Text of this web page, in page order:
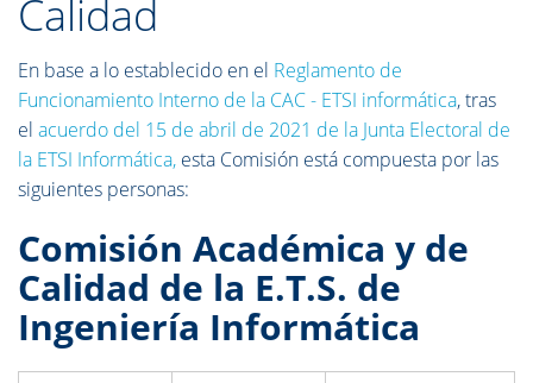
Calidad
En base a lo establecido en el Reglamento de
Funcionamiento Interno de la CAC - ETSI informática, tras
el acuerdo del 15 de abril de 2021 de la Junta Electoral de
la ETSI Informática, esta Comisión está compuesta por las
siguientes personas:
Comisión Académica y de
Calidad de la E.T.S. de
Ingeniería Informática